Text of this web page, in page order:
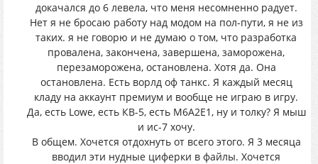
докачался до 6 левела, что меня несомненно радует.
Нет я не бросаю работу над модом на пол-пути, я не из
таких. я не говорю и не думаю о том, что разработка
провалена, закончена, завершена, заморожена,
перезаморожена, остановлена. Хотя да. Она
остановлена. Есть ворлд оф танкс. Я каждый месяц
кладу на аккаунт премиум и вообще не играю в игру.
Да, есть Lowe, есть КВ-5, есть M6A2E1, ну и толку? Я мыш
и ис-7 хочу.
В общем. Хочется отдохнуть от всего этого. Я 3 месяца
вводил эти нудные циферки в файлы. Хочется